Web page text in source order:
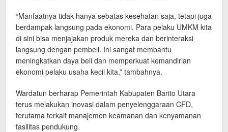
“Manfaatnya tidak hanya sebatas kesehatan saja, tetapi juga
berdampak langsung pada ekonomi. Para pelaku UMKM kita
di sini bisa menjajakan produk mereka dan berinteraksi
langsung dengan pembeli. Ini sangat membantu
meningkatkan daya beli dan memperkuat kemandirian
ekonomi pelaku usaha kecil kita,” tambahnya.
Wardatun berharap Pemerintah Kabupaten Barito Utara
terus melakukan inovasi dalam penyelenggaraan CFD,
terutama terkait manajemen keamanan dan kenyamanan
fasilitas pendukung.